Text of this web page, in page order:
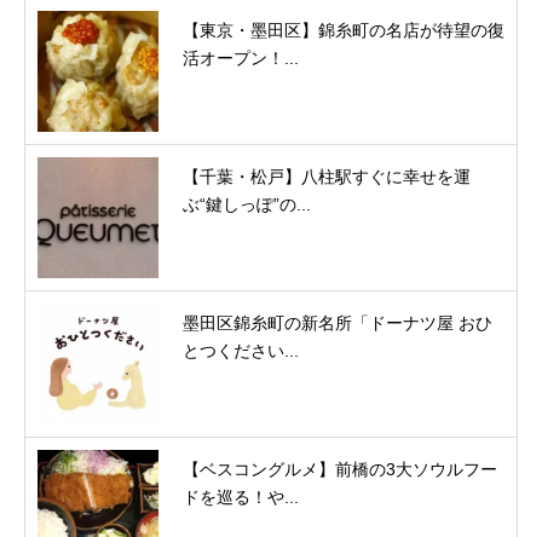
【東京・墨田区】錦糸町の名店が待望の復
活オープン！...
【千葉・松戸】八柱駅すぐに幸せを運
ぶ“鍵しっぽ”の...
墨田区錦糸町の新名所「ドーナツ屋 おひ
とつください...
【ベスコングルメ】前橋の3大ソウルフー
ドを巡る！や...